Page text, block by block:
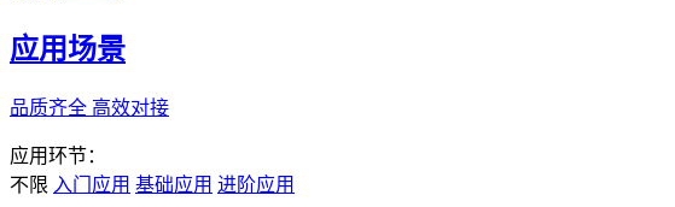
应用场景
品质齐全 高效对接
应用环节：
不限 入门应用 基础应用 进阶应用